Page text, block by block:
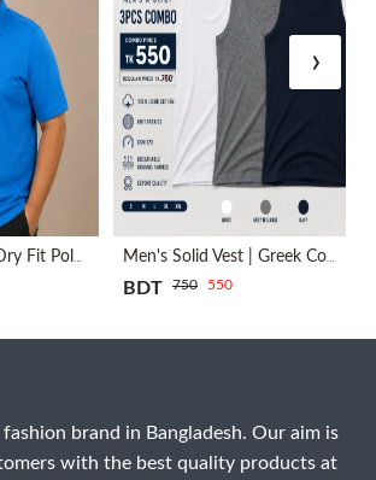
BDT 750 550
›
brand in Bangladesh. Our aim is
with the best quality products at